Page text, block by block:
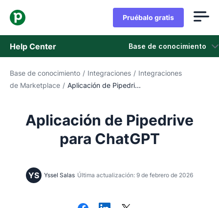
Pruébalo gratis
Help Center Base de conocimiento
Base de conocimiento
Contáctanos
Base de conocimiento / Integraciones / Integraciones
de Marketplace / Aplicación de Pipedri...
Aplicación de Pipedrive
para ChatGPT
YS Yssel Salas Última actualización: 9 de febrero de 2026